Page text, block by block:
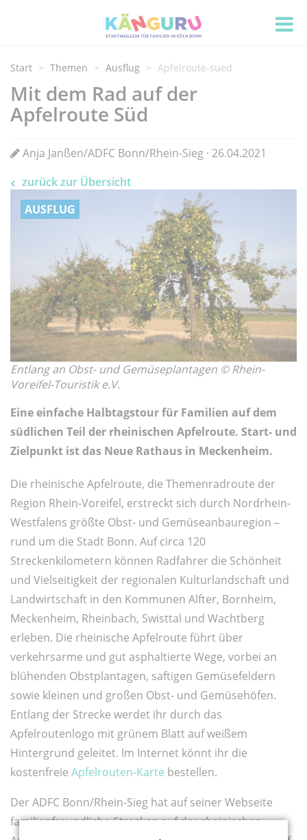
Start Themen Ausflug Apfelroute-sued
Mit dem Rad auf der
Apfelroute Süd
Anja Janßen/ADFC Bonn/Rhein-Sieg · 26.04.2021
zurück zur Übersicht
AUSFLUG
Entlang an Obst- und Gemüseplantagen © Rhein-
Voreifel-Touristik e.V.
Eine einfache Halbtagstour für Familien auf dem
südlichen Teil der rheinischen Apfelroute. Start- und
Zielpunkt ist das Neue Rathaus in Meckenheim.
Die rheinische Apfelroute, die Themenradroute der
Region Rhein-Voreifel, erstreckt sich durch Nordrhein-
Westfalens größte Obst- und Gemüseanbauregion –
rund um die Stadt Bonn. Auf circa 120
Streckenkilometern können Radfahrer die Schönheit
und Vielseitigkeit der regionalen Kulturlandschaft und
Landwirtschaft in den Kommunen Alfter, Bornheim,
Meckenheim, Rheinbach, Swisttal und Wachtberg
erleben. Die rheinische Apfelroute führt über
verkehrsarme und gut asphaltierte Wege, vorbei an
blühenden Obstplantagen, saftigen Gemüsefeldern
sowie kleinen und großen Obst- und Gemüsehöfen.
Entlang der Strecke werdet ihr durch das
Apfelroutenlogo mit grünem Blatt auf weißem
Hintergrund geleitet. Im Internet könnt ihr die
kostenfreie Apfelrouten-Karte bestellen.
Der ADFC Bonn/Rhein-Sieg hat auf seiner Webseite
familienfreundliche Strecken auf der rheinischen